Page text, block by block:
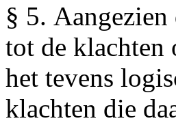
§ 5.
tot de klachten
het tevens
klachten die